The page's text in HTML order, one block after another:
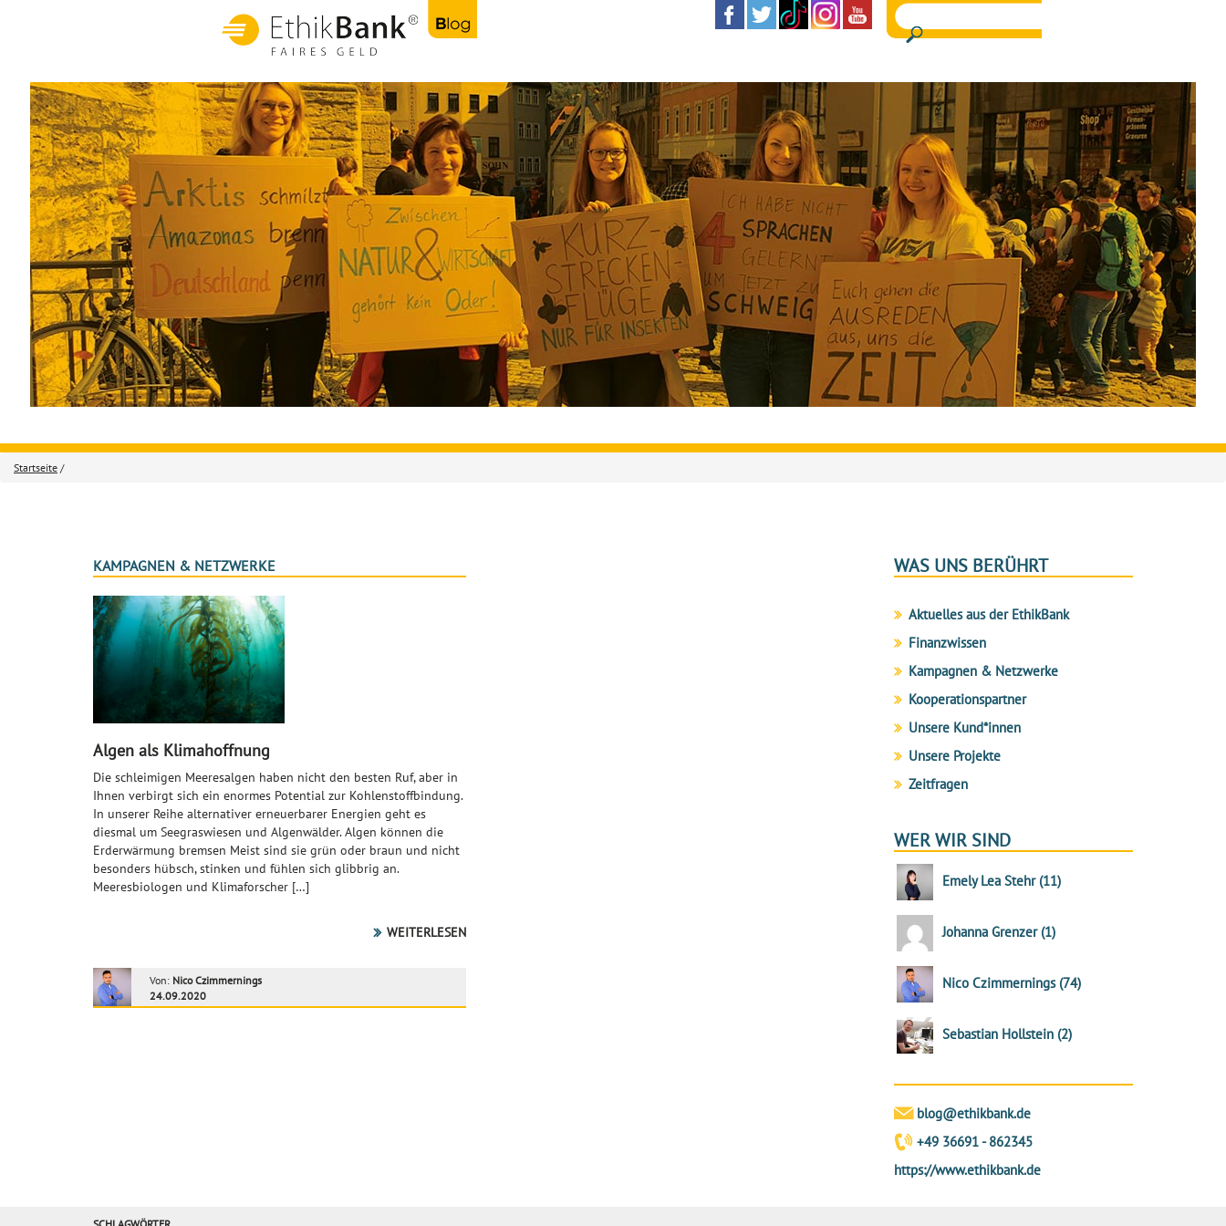
Startseite /
KAMPAGNEN & NETZWERKE
Algen als Klimahoffnung
Die schleimigen Meeresalgen haben nicht den besten Ruf, aber in
Ihnen verbirgt sich ein enormes Potential zur Kohlenstoffbindung.
In unserer Reihe alternativer erneuerbarer Energien geht es
diesmal um Seegraswiesen und Algenwälder. Algen können die
Erderwärmung bremsen Meist sind sie grün oder braun und nicht
besonders hübsch, stinken und fühlen sich glibbrig an.
Meeresbiologen und Klimaforscher […]
WEITERLESEN
Von: Nico Czimmernings
24.09.2020
WAS UNS BERÜHRT
Aktuelles aus der EthikBank
Finanzwissen
Kampagnen & Netzwerke
Kooperationspartner
Unsere Kund*innen
Unsere Projekte
Zeitfragen
WER WIR SIND
Emely Lea Stehr (11)
Johanna Grenzer (1)
Nico Czimmernings (74)
Sebastian Hollstein (2)
blog@ethikbank.de
+49 36691 - 862345
https://www.ethikbank.de